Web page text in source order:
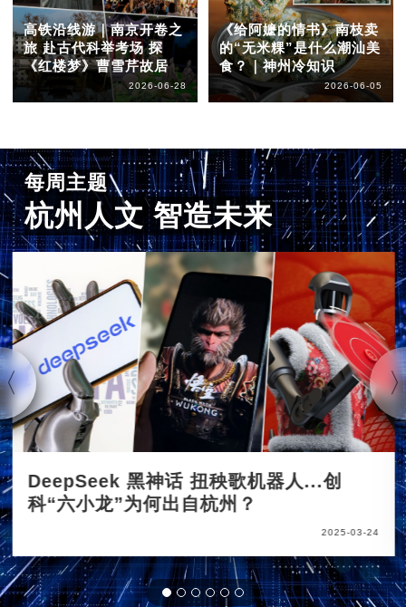
高铁沿线游｜南京开卷之
旅 赴古代科举考场 探
《红楼梦》曹雪芹故居
2026-06-28
《给阿嬷的情书》南枝卖
的“无米粿”是什么潮汕美
食？｜神州冷知识
2026-06-05
每周主题
杭州人文 智造未来
DeepSeek 黑神话 扭秧歌机器人...创
科“六小龙”为何出自杭州？
2025-03-24